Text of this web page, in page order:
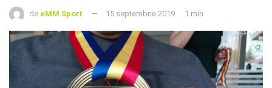
de eMM Sport 15 septembrie 2019 1 min